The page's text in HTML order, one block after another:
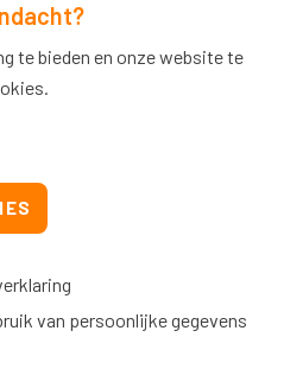
Nevobo
& cookies
evenementen
te bieden en onze website te
van persoonlijke gegevens